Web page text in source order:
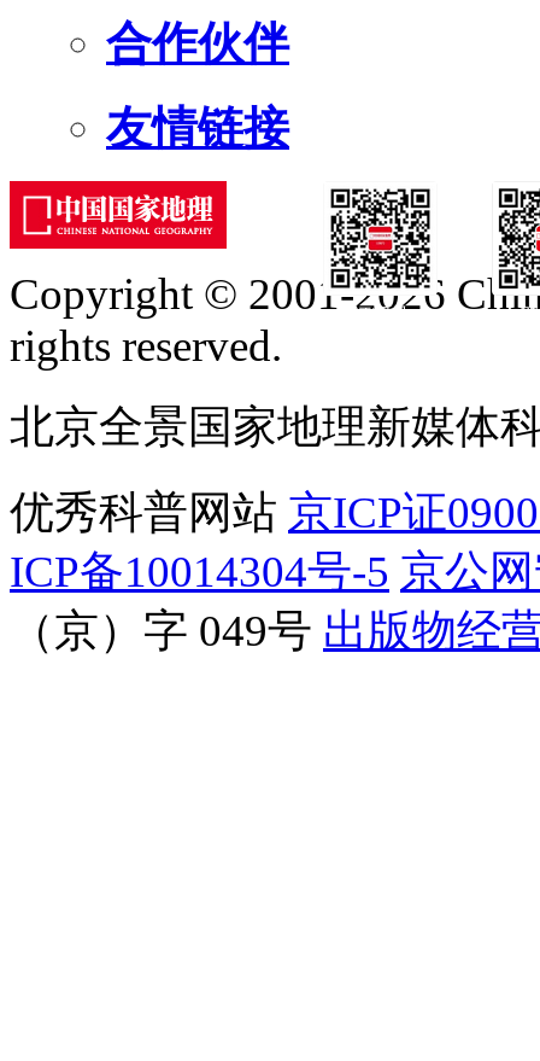
合作伙伴
友情链接
订阅号
Copyright © 2001-2026
rights reserved.
北京全景国家地理新媒体
优秀科普网站 京ICP证
ICP备10014304号-5 京公
（京）字 049号 出版物经